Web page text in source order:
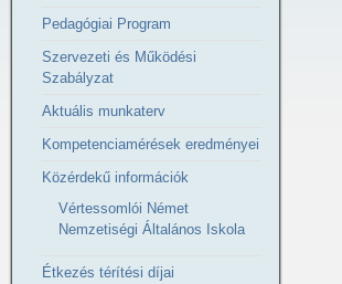
Pedagógiai Program
Szervezeti és Működési
Szabályzat
Aktuális munkaterv
Kompetenciamérések eredményei
Közérdekű információk
Vértessomlói Német
Nemzetiségi Általános Iskola
Étkezés térítési díjai